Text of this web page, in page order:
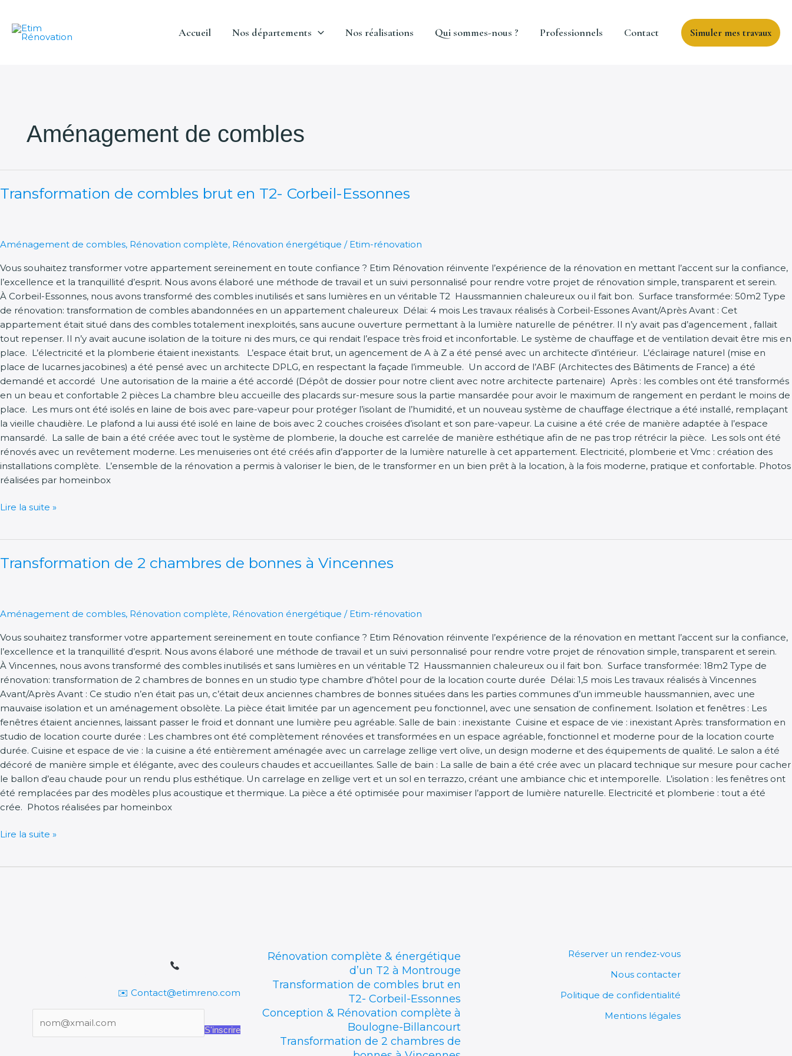
contenu
Accueil Nos départements Nos réalisations Qui sommes-nous ? Professionnels Contact Simuler mes travaux
Aménagement de combles
Transformation de combles brut en T2- Corbeil-Essonnes
Aménagement de combles, Rénovation complète, Rénovation énergétique / Etim-rénovation
Vous souhaitez transformer votre appartement sereinement en toute confiance ? Etim Rénovation réinvente l’expérience de la rénovation en mettant l’accent sur la confiance,
l’excellence et la tranquillité d’esprit. Nous avons élaboré une méthode de travail et un suivi personnalisé pour rendre votre projet de rénovation simple, transparent et serein.
À Corbeil-Essonnes, nous avons transformé des combles inutilisés et sans lumières en un véritable T2 Haussmannien chaleureux ou il fait bon. Surface transformée: 50m2 Type
de rénovation: transformation de combles abandonnées en un appartement chaleureux Délai: 4 mois Les travaux réalisés à Corbeil-Essones Avant/Après Avant : Cet
appartement était situé dans des combles totalement inexploités, sans aucune ouverture permettant à la lumière naturelle de pénétrer. Il n’y avait pas d’agencement , fallait
tout repenser. Il n’y avait aucune isolation de la toiture ni des murs, ce qui rendait l’espace très froid et inconfortable. Le système de chauffage et de ventilation devait être mis en
place. L’électricité et la plomberie étaient inexistants. L’espace était brut, un agencement de A à Z a été pensé avec un architecte d’intérieur. L’éclairage naturel (mise en
place de lucarnes jacobines) a été pensé avec un architecte DPLG, en respectant la façade l’immeuble. Un accord de l’ABF (Architectes des Bâtiments de France) a été
demandé et accordé Une autorisation de la mairie a été accordé (Dépôt de dossier pour notre client avec notre architecte partenaire) Après : les combles ont été transformés
en un beau et confortable 2 pièces La chambre bleu accueille des placards sur-mesure sous la partie mansardée pour avoir le maximum de rangement en perdant le moins de
place. Les murs ont été isolés en laine de bois avec pare-vapeur pour protéger l’isolant de l’humidité, et un nouveau système de chauffage électrique a été installé, remplaçant
la vieille chaudière. Le plafond a lui aussi été isolé en laine de bois avec 2 couches croisées d’isolant et son pare-vapeur. La cuisine a été crée de manière adaptée à l’espace
mansardé. La salle de bain a été créée avec tout le système de plomberie, la douche est carrelée de manière esthétique afin de ne pas trop rétrécir la pièce. Les sols ont été
rénovés avec un revêtement moderne. Les menuiseries ont été créés afin d’apporter de la lumière naturelle à cet appartement. Electricité, plomberie et Vmc : création des
installations complète. L’ensemble de la rénovation a permis à valoriser le bien, de le transformer en un bien prêt à la location, à la fois moderne, pratique et confortable. Photos
réalisées par homeinbox
de
T2-
Lire la suite »
Transformation de 2 chambres de bonnes à Vincennes
Aménagement de combles, Rénovation complète, Rénovation énergétique / Etim-rénovation
Vous souhaitez transformer votre appartement sereinement en toute confiance ? Etim Rénovation réinvente l’expérience de la rénovation en mettant l’accent sur la confiance,
l’excellence et la tranquillité d’esprit. Nous avons élaboré une méthode de travail et un suivi personnalisé pour rendre votre projet de rénovation simple, transparent et serein.
À Vincennes, nous avons transformé des combles inutilisés et sans lumières en un véritable T2 Haussmannien chaleureux ou il fait bon. Surface transformée: 18m2 Type de
rénovation: transformation de 2 chambres de bonnes en un studio type chambre d’hôtel pour de la location courte durée Délai: 1,5 mois Les travaux réalisés à Vincennes
Avant/Après Avant : Ce studio n’en était pas un, c’était deux anciennes chambres de bonnes situées dans les parties communes d’un immeuble haussmannien, avec une
mauvaise isolation et un aménagement obsolète. La pièce était limitée par un agencement peu fonctionnel, avec une sensation de confinement. Isolation et fenêtres : Les
fenêtres étaient anciennes, laissant passer le froid et donnant une lumière peu agréable. Salle de bain : inexistante Cuisine et espace de vie : inexistant Après: transformation en
studio de location courte durée : Les chambres ont été complètement rénovées et transformées en un espace agréable, fonctionnel et moderne pour de la location courte
durée. Cuisine et espace de vie : la cuisine a été entièrement aménagée avec un carrelage zellige vert olive, un design moderne et des équipements de qualité. Le salon a été
décoré de manière simple et élégante, avec des couleurs chaudes et accueillantes. Salle de bain : La salle de bain a été crée avec un placard technique sur mesure pour cacher
le ballon d’eau chaude pour un rendu plus esthétique. Un carrelage en zellige vert et un sol en terrazzo, créant une ambiance chic et intemporelle. L’isolation : les fenêtres ont
été remplacées par des modèles plus acoustique et thermique. La pièce a été optimisée pour maximiser l’apport de lumière naturelle. Electricité et plomberie : tout a été
crée. Photos réalisées par homeinbox
de
bonnes
Lire la suite »
✉️ Contact@etimreno.com
S'inscrire
Rénovation complète & énergétique
d’un T2 à Montrouge
Transformation de combles brut en
T2- Corbeil-Essonnes
Conception & Rénovation complète à
Boulogne-Billancourt
Transformation de 2 chambres de
Réserver un rendez-vous
Nous contacter
Politique de confidentialité
Mentions légales